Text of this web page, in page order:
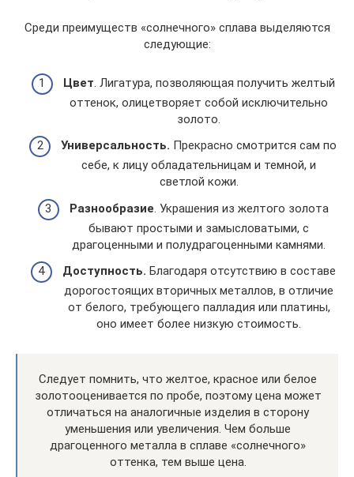
Среди преимуществ «солнечного» сплава выделяются
следующие:
Цвет. Лигатура, позволяющая получить желтый
оттенок, олицетворяет собой исключительно
золото.
Универсальность. Прекрасно смотрится сам по
себе, к лицу обладательницам и темной, и
светлой кожи.
Разнообразие. Украшения из желтого золота
бывают простыми и замысловатыми, с
драгоценными и полудрагоценными камнями.
Доступность. Благодаря отсутствию в составе
дорогостоящих вторичных металлов, в отличие
от белого, требующего палладия или платины,
оно имеет более низкую стоимость.
Следует помнить, что желтое, красное или белое
золотооценивается по пробе, поэтому цена может
отличаться на аналогичные изделия в сторону
уменьшения или увеличения. Чем больше
драгоценного металла в сплаве «солнечного»
оттенка, тем выше цена.